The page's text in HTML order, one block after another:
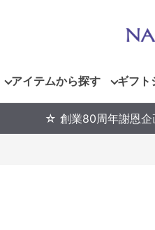
アイテムから探す ギフト
☆ 創業80周年謝恩企